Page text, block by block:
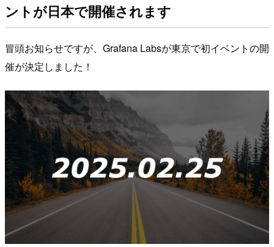
ントが日本で開催されます
冒頭お知らせですが、Grafana Labsが東京で初イベントの開
催が決定しました！